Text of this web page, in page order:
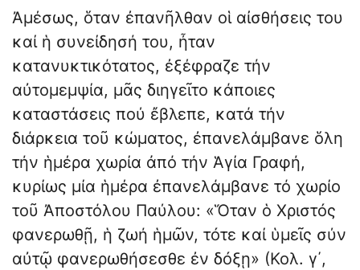
Ἀμέσως, ὅταν ἐπανῆλθαν οἱ αἰσθήσεις του
καί ἡ συνείδησή του, ἦταν
κατανυκτικότατος, ἐξέφραζε τήν
αὐτομεμψία, μᾶς διηγεῖτο κάποιες
καταστάσεις πού ἔβλεπε, κατά τήν
διάρκεια τοῦ κώματος, ἐπανελάμβανε ὅλη
τήν ἡμέρα χωρία ἀπό τήν Ἁγία Γραφή,
κυρίως μία ἡμέρα ἐπανελάμβανε τό χωρίο
τοῦ Ἀποστόλου Παύλου: «Ὅταν ὁ Χριστός
φανερωθῇ, ἡ ζωή ἡμῶν, τότε καί ὑμεῖς σύν
αὐτῷ φανερωθήσεσθε ἐν δόξῃ» (Κολ. γ΄,